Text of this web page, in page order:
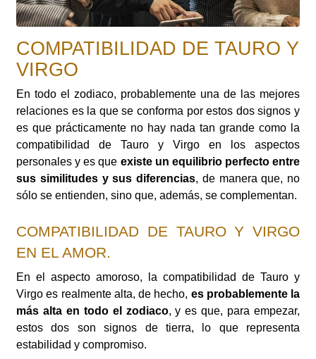
COMPATIBILIDAD DE TAURO Y
VIRGO
En todo el zodiaco, probablemente una de las mejores
relaciones es la que se conforma por estos dos signos y
es que prácticamente no hay nada tan grande como la
compatibilidad de Tauro y Virgo en los aspectos
personales y es que existe un equilibrio perfecto entre
sus similitudes y sus diferencias, de manera que, no
sólo se entienden, sino que, además, se complementan.
COMPATIBILIDAD DE TAURO Y VIRGO
EN EL AMOR.
En el aspecto amoroso, la compatibilidad de Tauro y
Virgo es realmente alta, de hecho, es probablemente la
más alta en todo el zodiaco, y es que, para empezar,
estos dos son signos de tierra, lo que representa
estabilidad y compromiso.